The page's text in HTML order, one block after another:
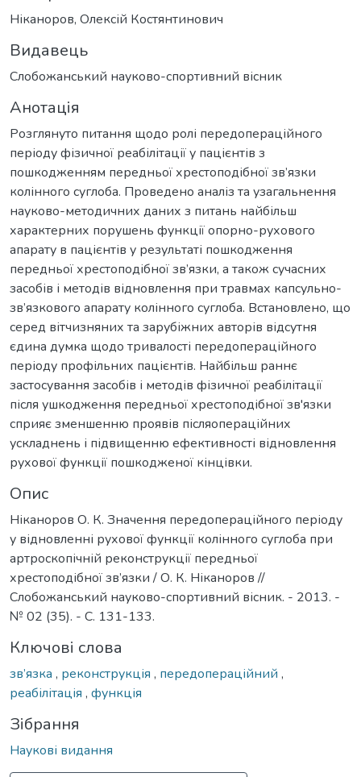
Ніканоров, Олексій Костянтинович
Видавець
Слобожанський науково-спортивний вісник
Анотація
Розглянуто питання щодо ролі передопераційного
періоду фізичної реабілітації у пацієнтів з
пошкодженням передньої хрестоподібної зв’язки
колінного суглоба. Проведено аналіз та узагальнення
науково-методичних даних з питань найбільш
характерних порушень функції опорно-рухового
апарату в пацієнтів у результаті пошкодження
передньої хрестоподібної зв’язки, а також сучасних
засобів і методів відновлення при травмах капсульно-
зв’язкового апарату колінного суглоба. Встановлено, що
серед вітчизняних та зарубіжних авторів відсутня
єдина думка щодо тривалості передопераційного
періоду профільних пацієнтів. Найбільш раннє
застосування засобів і методів фізичної реабілітації
після ушкодження передньої хрестоподібної зв'язки
сприяє зменшенню проявів післяопераційних
ускладнень і підвищенню ефективності відновлення
рухової функції пошкодженої кінцівки.
Опис
Ніканоров О. К. Значення передопераційного періоду
у відновленні рухової функції колінного суглоба при
артроскопічній реконструкції передньої
хрестоподібної зв’язки / О. К. Ніканоров //
Слобожанський науково-спортивний вісник. - 2013. -
№ 02 (35). - С. 131-133.
Ключові слова
зв’язка , реконструкція , передопераційний ,
реабілітація , функція
Зібрання
Наукові видання